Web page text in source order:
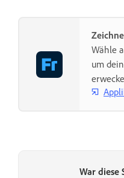
Wähle
um
War diese